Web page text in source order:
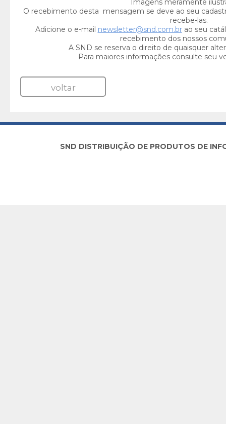
Imagens meramente
O recebimento desta mensagem se deve ao seu
recebe-las.
Adicione o e-mail newsletter@snd.com.brao seu
recebimento dos nossos
A SND se reserva o direito de quaisquer
Para maiores informações consulte seu
voltar
SND DISTRIBUIÇÃO DE PRODUTOS DE